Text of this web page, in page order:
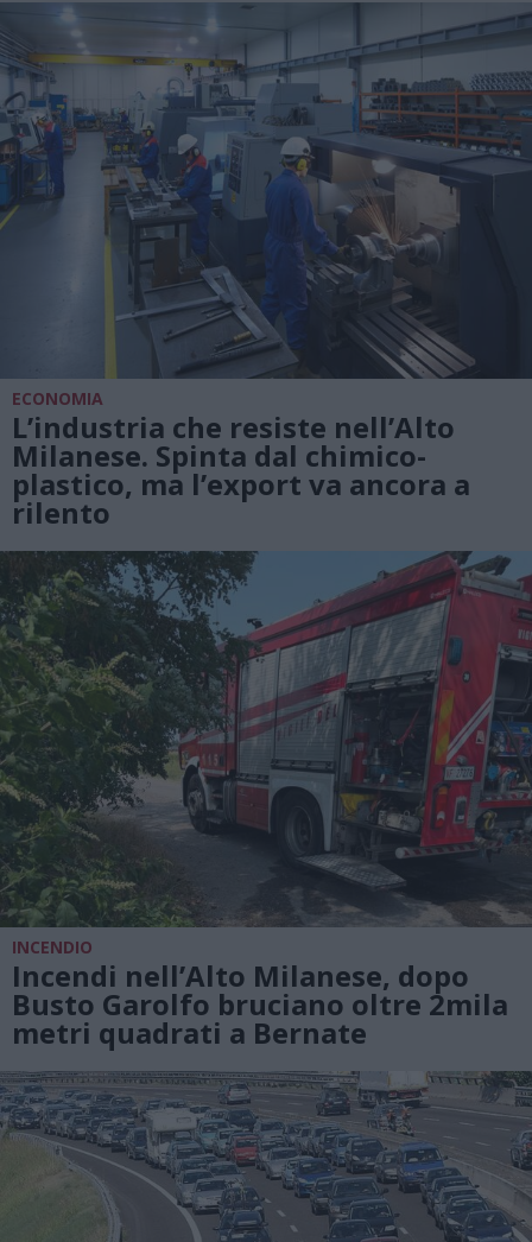
ECONOMIA
L’industria che resiste nell’Alto
Milanese. Spinta dal chimico-
plastico, ma l’export va ancora a
rilento
INCENDIO
Incendi nell’Alto Milanese, dopo
Busto Garolfo bruciano oltre 2mila
metri quadrati a Bernate